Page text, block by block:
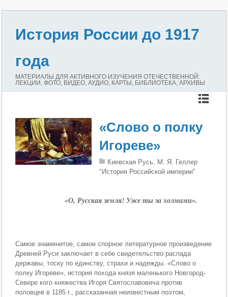
История России до 1917
года
МАТЕРИАЛЫ ДЛЯ АКТИВНОГО ИЗУЧЕНИЯ ОТЕЧЕСТВЕННОЙ:
ЛЕКЦИИ, ФОТО, ВИДЕО, АУДИО, КАРТЫ, БИБЛИОТЕКА, АРХИВЫ
«Слово о полку
Игореве»
Киевская Русь, М. Я. Геллер
"История Российской империи"
«О, Русская земля! Уже ты за холмами».
Самое знаменитое, самое спорное литературное произведение
Древней Руси заключает в себе свидетельство распада
державы, тоску по единству, страхи и надежды. «Слово о
полку Игореве», история похода князя маленького Новгород-
Севере кого княжества Игоря Святославовича против
половцев в 1185 г., рассказанная неизвестным поэтом,